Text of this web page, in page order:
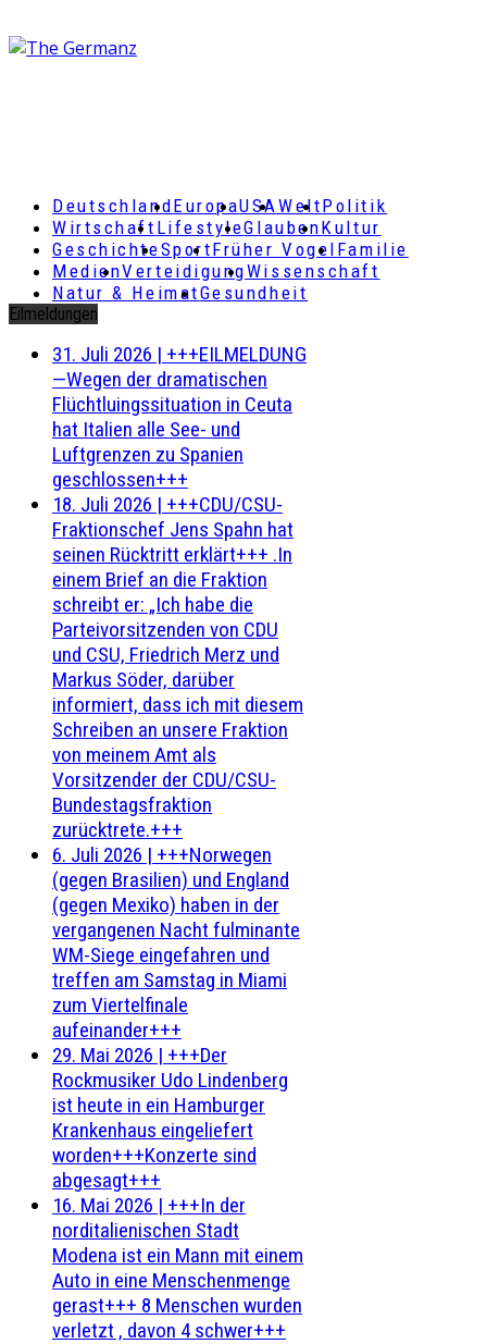
DeutschlandEuropaUSAWeltPolitik
Wirtschaft LifestyleGlaubenKultur
GeschichteSportFrüher Vogel Familie
MedienVerteidigungWissenschaft
Natur & HeimatGesundheit
Eilmeldungen
31. Juli 2026 | +++EILMELDUNG
—Wegen der dramatischen
Flüchtluingssituation in Ceuta
hat Italien alle See- und
Luftgrenzen zu Spanien
geschlossen+++
18. Juli 2026 | +++CDU/CSU-
Fraktionschef Jens Spahn hat
seinen Rücktritt erklärt+++ .In
einem Brief an die Fraktion
schreibt er: „Ich habe die
Parteivorsitzenden von CDU
und CSU, Friedrich Merz und
Markus Söder, darüber
informiert, dass ich mit diesem
Schreiben an unsere Fraktion
von meinem Amt als
Vorsitzender der CDU/CSU-
Bundestagsfraktion
zurücktrete.+++
6. Juli 2026 | +++Norwegen
(gegen Brasilien) und England
(gegen Mexiko) haben in der
vergangenen Nacht fulminante
WM-Siege eingefahren und
treffen am Samstag in Miami
zum Viertelfinale
aufeinander+++
29. Mai 2026 | +++Der
Rockmusiker Udo Lindenberg
ist heute in ein Hamburger
Krankenhaus eingeliefert
worden+++Konzerte sind
abgesagt+++
16. Mai 2026 | +++In der
norditalienischen Stadt
Modena ist ein Mann mit einem
Auto in eine Menschenmenge
gerast+++ 8 Menschen wurden
verletzt , davon 4 schwer+++